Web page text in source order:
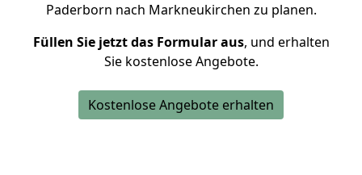
Paderborn nach Markneukirchen zu planen.
Füllen Sie jetzt das Formular aus, und erhalten
Sie kostenlose Angebote.
Kostenlose Angebote erhalten